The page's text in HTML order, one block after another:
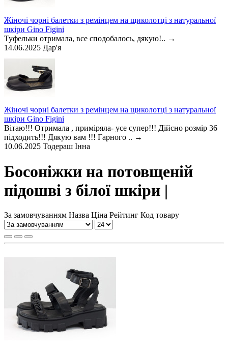
Жіночі чорні балетки з ремінцем на щиколотці з натуральної
шкіри Gino Figini
Туфельки отримала, все сподобалось, дякую!.. →
14.06.2025 Дар'я
Жіночі чорні балетки з ремінцем на щиколотці з натуральної
шкіри Gino Figini
Вітаю!!! Отримала , приміряла- усе супер!!! Дійсно розмір 36
підходить!!! Дякую вам !!! Гарного .. →
10.06.2025 Тодераш Інна
Босоніжки на потовщеній
підошві з білої шкіри |
За замовчуванням Назва Ціна Рейтинг Код товару